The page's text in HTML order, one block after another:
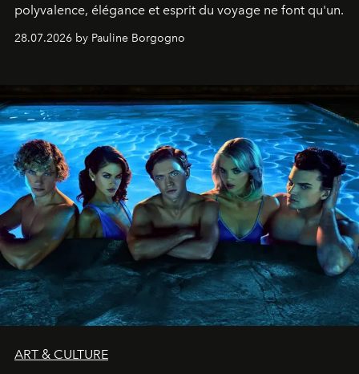
polyvalence, élégance et esprit du voyage ne font qu'un.
28.07.2026 by Pauline Borgogno
ART & CULTURE